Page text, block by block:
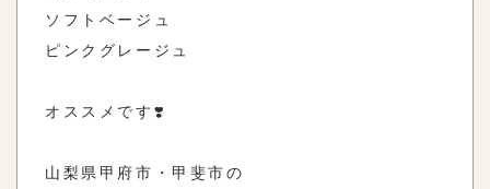
ソフトベージュ
ピンクグレージュ
オススメです❣️
山梨県甲府市・甲斐市の